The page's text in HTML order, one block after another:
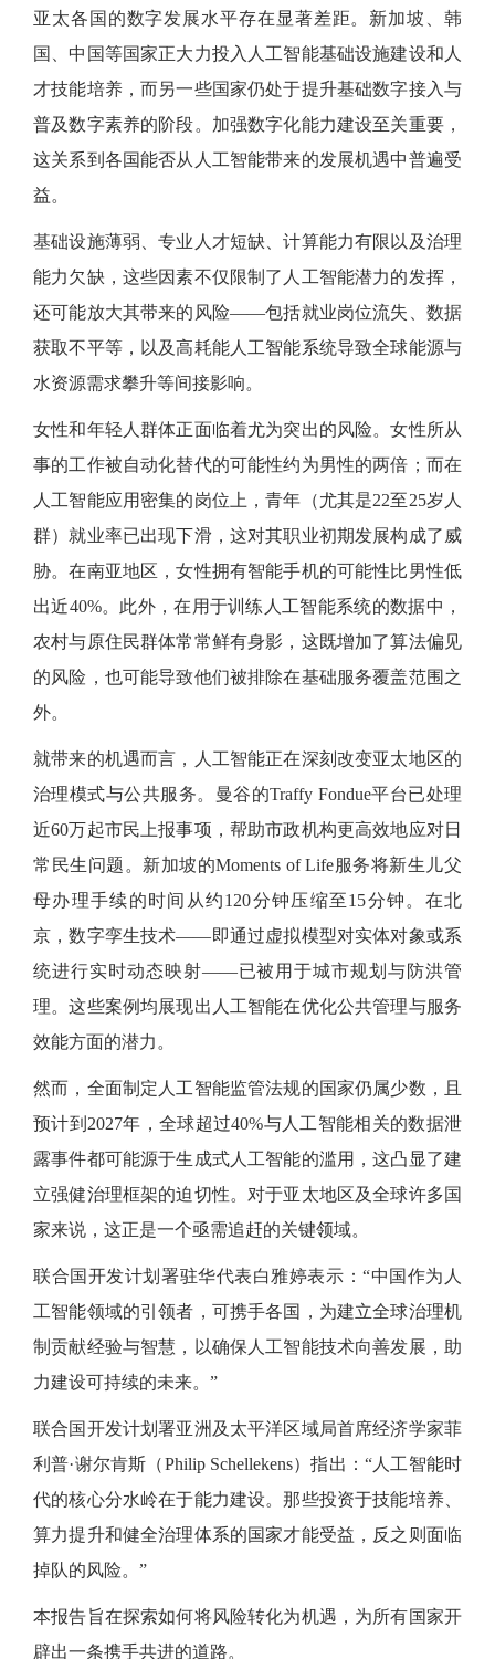
亚太各国的数字发展水平存在显著差距。新加坡、韩
国、中国等国家正大力投入人工智能基础设施建设和人
才技能培养，而另一些国家仍处于提升基础数字接入与
普及数字素养的阶段。加强数字化能力建设至关重要，
这关系到各国能否从人工智能带来的发展机遇中普遍受
益。
基础设施薄弱、专业人才短缺、计算能力有限以及治理
能力欠缺，这些因素不仅限制了人工智能潜力的发挥，
还可能放大其带来的风险——包括就业岗位流失、数据
获取不平等，以及高耗能人工智能系统导致全球能源与
水资源需求攀升等间接影响。
女性和年轻人群体正面临着尤为突出的风险。女性所从
事的工作被自动化替代的可能性约为男性的两倍；而在
人工智能应用密集的岗位上，青年（尤其是22至25岁人
群）就业率已出现下滑，这对其职业初期发展构成了威
胁。在南亚地区，女性拥有智能手机的可能性比男性低
出近40%。此外，在用于训练人工智能系统的数据中，
农村与原住民群体常常鲜有身影，这既增加了算法偏见
的风险，也可能导致他们被排除在基础服务覆盖范围之
外。
就带来的机遇而言，人工智能正在深刻改变亚太地区的
治理模式与公共服务。曼谷的Traffy Fondue平台已处理
近60万起市民上报事项，帮助市政机构更高效地应对日
常民生问题。新加坡的Moments of Life服务将新生儿父
母办理手续的时间从约120分钟压缩至15分钟。在北
京，数字孪生技术——即通过虚拟模型对实体对象或系
统进行实时动态映射——已被用于城市规划与防洪管
理。这些案例均展现出人工智能在优化公共管理与服务
效能方面的潜力。
然而，全面制定人工智能监管法规的国家仍属少数，且
预计到 2027年，全球超过40%与人工智能相关的数据泄
露事件都可能源于生成式人工智能的滥用，这凸显了建
立强健治理框架的迫切性。对于亚太地区及全球许多国
家来说，这正是一个亟需追赶的关键领域。
联合国开发计划署驻华代表白雅婷表示：“中国作为人
工智能领域的引领者，可携手各国，为建立全球治理机
制贡献经验与智慧，以确保人工智能技术向善发展，助
力建设可持续的未来。”
联合国开发计划署亚洲及太平洋区域局首席经济学家菲
利普·谢尔肯斯（Philip Schellekens）指出：“人工智能时
代的核心分水岭在于能力建设。那些投资于技能培养、
算力提升和健全治理体系的国家才能受益，反之则面临
掉队的风险。”
本报告旨在探索如何将风险转化为机遇，为所有国家开
辟出一条携手共进的道路。